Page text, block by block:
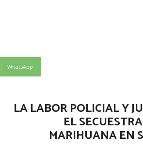
WhatsApp
LA LABOR POLICIAL Y
EL
MARIHUANA EN